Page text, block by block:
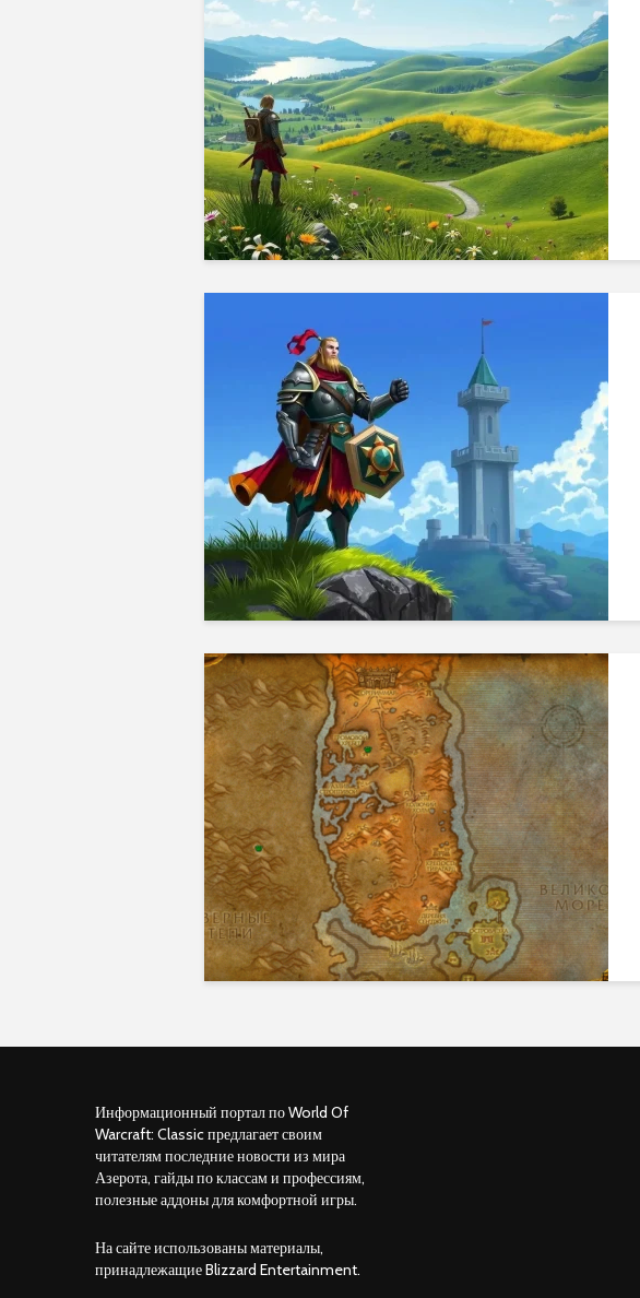
Информационный портал по World Of
Warcraft: Classic предлагает своим
читателям последние новости из мира
Азерота, гайды по классам и профессиям,
полезные аддоны для комфортной игры.
На сайте использованы материалы,
принадлежащие Blizzard Entertainment.